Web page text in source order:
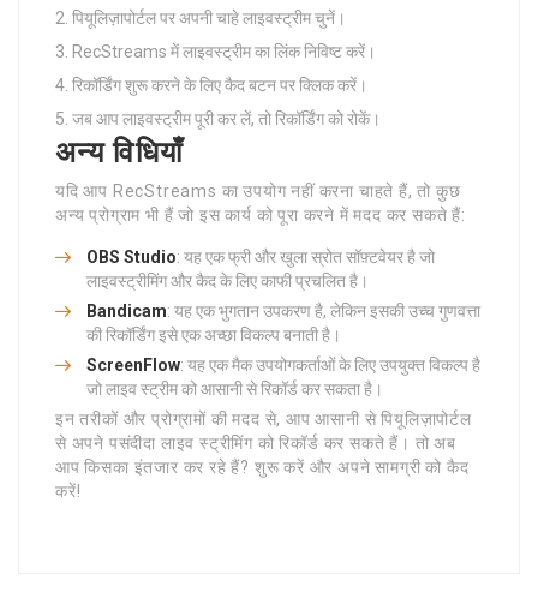
पियूलिज़ापोर्टल पर अपनी चाहे लाइवस्ट्रीम चुनें।
RecStreams में लाइवस्ट्रीम का लिंक निविष्ट करें।
रिकॉर्डिंग शुरू करने के लिए कैद बटन पर क्लिक करें।
जब आप लाइवस्ट्रीम पूरी कर लें, तो रिकॉर्डिंग को रोकें।
अन्य विधियाँ
यदि आप RecStreams का उपयोग नहीं करना चाहते हैं, तो कुछ
अन्य प्रोग्राम भी हैं जो इस कार्य को पूरा करने में मदद कर सकते हैं:
OBS Studio: यह एक फ्री और खुला स्रोत सॉफ़्टवेयर है जो
लाइवस्ट्रीमिंग और कैद के लिए काफी प्रचलित है।
Bandicam: यह एक भुगतान उपकरण है, लेकिन इसकी उच्च गुणवत्ता
की रिकॉर्डिंग इसे एक अच्छा विकल्प बनाती है।
ScreenFlow: यह एक मैक उपयोगकर्ताओं के लिए उपयुक्त विकल्प है
जो लाइव स्ट्रीम को आसानी से रिकॉर्ड कर सकता है।
इन तरीकों और प्रोग्रामों की मदद से, आप आसानी से पियूलिज़ापोर्टल
से अपने पसंदीदा लाइव स्ट्रीमिंग को रिकॉर्ड कर सकते हैं। तो अब
आप किसका इंतजार कर रहे हैं? शुरू करें और अपने सामग्री को कैद
करें!